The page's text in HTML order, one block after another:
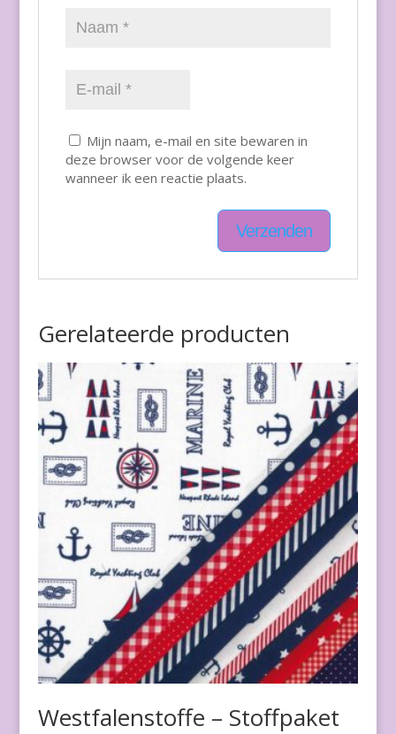
Mijn naam, e-mail en site bewaren in
deze browser voor de volgende keer
wanneer ik een reactie plaats.
Gerelateerde producten
Westfalenstoffe – Stoffpaket